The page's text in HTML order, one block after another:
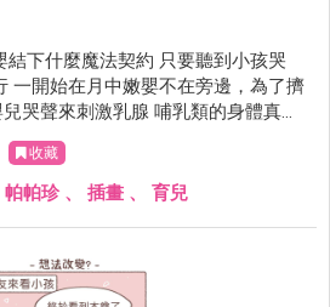
結下什麼魔法契約 只要聽到小孩哭
一開始在月中嫩嬰不在旁邊，為了擠
哭聲來刺激乳腺 哺乳類的身體真的
嘆）
收藏
帕帕珍、 插畫 、 育兒